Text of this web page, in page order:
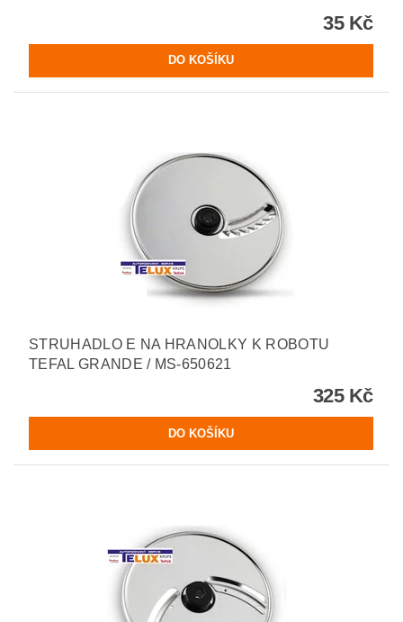
35 Kč
STRUHADLO E NA HRANOLKY K ROBOTU
TEFAL GRANDE / MS-650621
325 Kč